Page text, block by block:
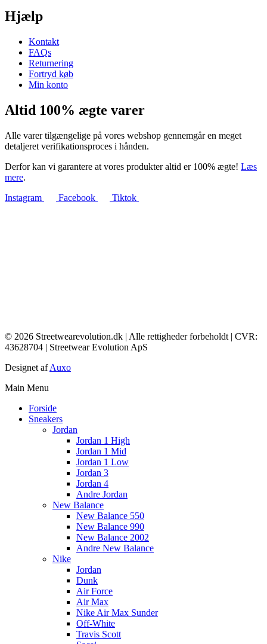
Hjælp
Kontakt
FAQs
Returnering
Fortryd køb
Min konto
Altid 100% ægte varer
Alle varer tilgængelige på vores webshop gennemgår en meget
detaljeret verifikationsproces i hånden.
Derfor kan vi garantere at vores produkter altid er 100% ægte! Læs
mere.
Instagram
Facebook Tiktok
© 2026 Streetwearevolution.dk | Alle rettigheder forbeholdt | CVR:
43628704 | Streetwear Evolution ApS
Designet afAuxo
Main Menu
Forside
Sneakers
Jordan
Jordan 1 High
Jordan 1 Mid
Jordan 1 Low
Jordan 3
Jordan 4
Andre Jordan
New Balance
New Balance 550
New Balance 990
New Balance 2002
Andre New Balance
Nike
Jordan
Dunk
Air Force
Air Max
Nike Air Max Sunder
Off-White
Travis Scott